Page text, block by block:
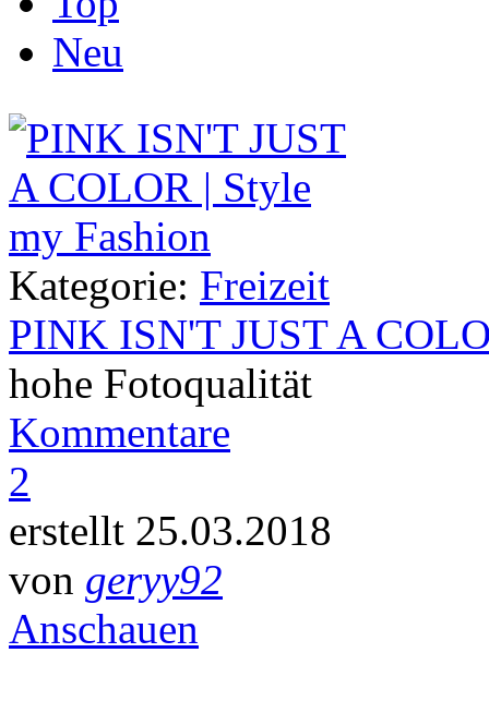
Neu
Kategorie: Freizeit
PINK ISN'T JUST A
hohe Fotoqualität
Kommentare
2
erstellt 25.03.2018
von geryy92
Anschauen